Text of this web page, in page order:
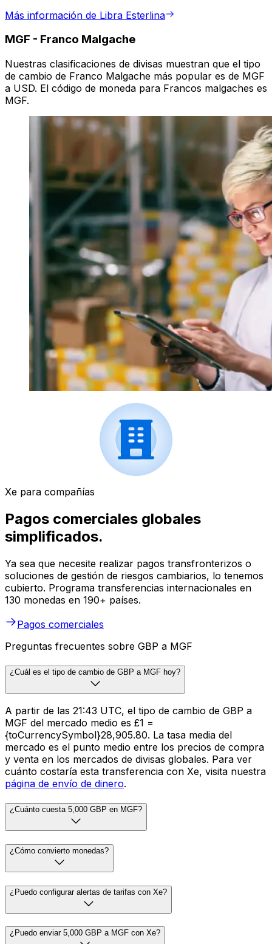
Más información de Libra Esterlina
MGF - Franco Malgache
Nuestras clasificaciones de divisas muestran que el tipo
de cambio de Franco Malgache más popular es de MGF
a USD. El código de moneda para Francos malgaches es
MGF.
Xe para compañías
Pagos comerciales globales
simplificados.
Ya sea que necesite realizar pagos transfronterizos o
soluciones de gestión de riesgos cambiarios, lo tenemos
cubierto. Programa transferencias internacionales en
130 monedas en 190+ países.
Pagos comerciales
Preguntas frecuentes sobre GBP a MGF
¿Cuál es el tipo de cambio de GBP a MGF hoy?
A partir de las 21:43 UTC, el tipo de cambio de GBP a
MGF del mercado medio es £1 =
{toCurrencySymbol}28,905.80. La tasa media del
mercado es el punto medio entre los precios de compra
y venta en los mercados de divisas globales. Para ver
cuánto costaría esta transferencia con Xe, visita nuestra
página de envío de dinero.
¿Cuánto cuesta 5,000 GBP en MGF?
¿Cómo convierto monedas?
¿Puedo configurar alertas de tarifas con Xe?
¿Puedo enviar 5,000 GBP a MGF con Xe?